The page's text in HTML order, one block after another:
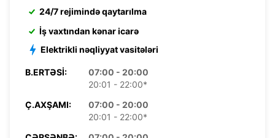
24/7 rejimində qaytarılma
İş vaxtından kənar icarə
Elektrikli nəqliyyat vasitələri
B.ERTƏSI:
07:00 - 20:00
20:01 - 22:00*
Ç.AXŞAMI:
07:00 - 20:00
20:01 - 22:00*